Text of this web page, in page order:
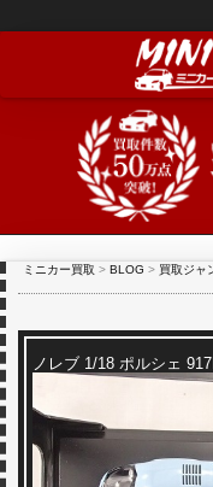
ミニカー買取 > BLOG > 買取ジャ
ノレブ 1/18 ポルシェ